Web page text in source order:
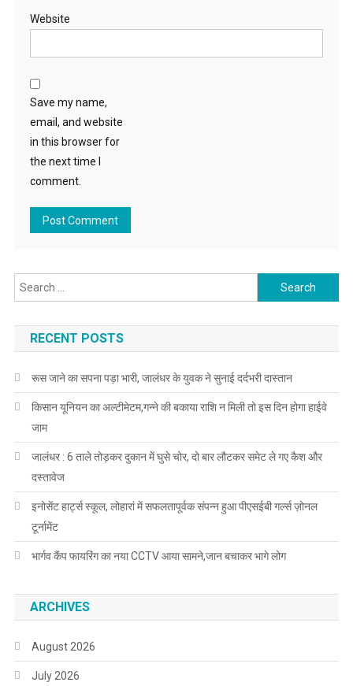
Website
Save my name,
email, and website
in this browser for
the next time I
comment.
Search for:
RECENT POSTS
रूस जाने का सपना पड़ा भारी, जालंधर के युवक ने सुनाई दर्दभरी दास्तान
किसान यूनियन का अल्टीमेटम,गन्ने की बकाया राशि न मिली तो इस दिन होगा हाईवे
जाम
जालंधर : 6 ताले तोड़कर दुकान में घुसे चोर, दो बार लौटकर समेट ले गए कैश और
दस्तावेज
इनोसेंट हार्ट्स स्कूल, लोहारां में सफलतापूर्वक संपन्न हुआ पीएसईबी गर्ल्स ज़ोनल
टूर्नामेंट
भार्गव कैंप फायरिंग का नया CCTV आया सामने,जान बचाकर भागे लोग
ARCHIVES
August 2026
July 2026